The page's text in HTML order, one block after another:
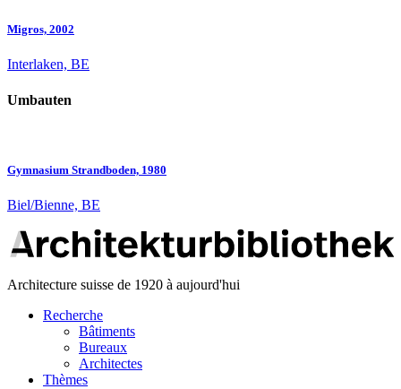
Migros, 2002
Interlaken, BE
Umbauten
Gymnasium Strandboden, 1980
Biel/Bienne, BE
Architecture suisse de 1920 à aujourd'hui
Recherche
Bâtiments
Bureaux
Architectes
Thèmes